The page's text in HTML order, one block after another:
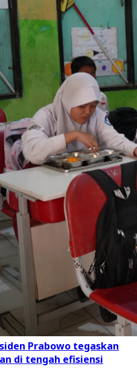
Prabowo tegaskan
di tengah efisiensi